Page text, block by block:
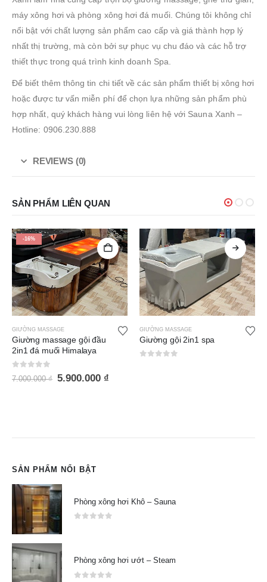
máy xông hơi và phòng xông hơi đá muối. Chúng tôi không chỉ
nổi bật với chất lượng sản phẩm cao cấp và giá thành hợp lý
nhất thị trường, mà còn bởi sự phục vụ chu đáo và các hỗ trợ
thiết thực trong quá trình kinh doanh Spa.
Để biết thêm thông tin chi tiết về các sản phẩm thiết bị xông hơi
hoặc được tư vấn miễn phí để chọn lựa những sản phẩm phù
hợp nhất, quý khách hàng vui lòng liên hệ với Sauna Xanh –
Hotline: 0906.230.888
REVIEWS (0)
SẢN PHẨM LIÊN QUAN
GIƯỜNG MASSAGE
Giường gội 2in1 spa
0out of 5
GIƯỜNG MASSAGE
Giường đá muối GDM009
SẢN PHẨM NỔI BẬT
Phòng xông hơi Khô – Sauna
Phòng xông hơi ướt – Steam